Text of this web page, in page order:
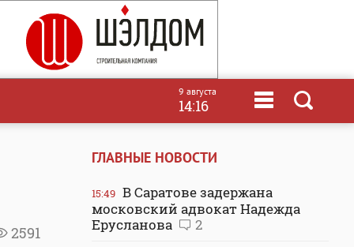
9 августа
14:16
2591
ГЛАВНЫЕ НОВОСТИ
15:49 В Саратове задержана
московский адвокат Надежда
Ерусланова
2